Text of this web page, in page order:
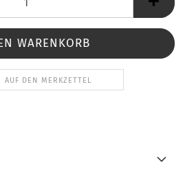
AUF DEN MERKZETTEL